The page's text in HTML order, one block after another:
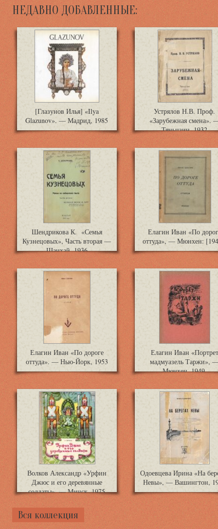
НЕДАВНО ДОБАВЛЕННЫЕ:
[Глазунов Илья] «Ilya
Glazunov». — Мадрид, 1985
Устрялов Н.В. Проф.
«Зарубежная смена».
Тяньцзин, 1932
Шендрикова К. «Семья
Кузнецовых», Часть вторая —
Шанхай, 1936
Елагин Иван «По
оттуда», — Мюнхен:
Елагин Иван «По дороге
оттуда». — Нью-Йорк, 1953
Елагин Иван «Портрет
мадмуазель Таржи»,
Мюнхен, 1949.
Волков Александр «Урфин
Джюс и его деревянные
солдаты». — Минск, 1975
Одоевцева Ирина «На
Невы», — Вашингтон,
Вся коллекция